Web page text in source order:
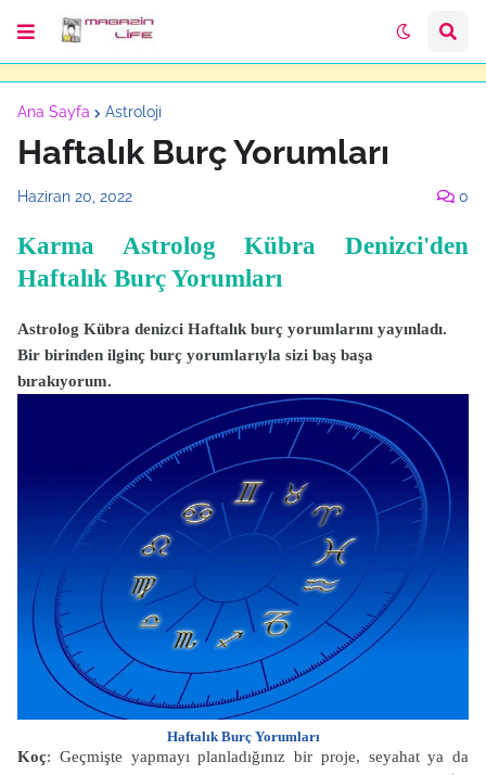
Ana Sayfa Astroloji
Haftalık Burç Yorumları
Haziran 20, 2022 0
Karma Astrolog Kübra Denizci'den
Haftalık Burç Yorumları
Astrolog Kübra denizci Haftalık burç yorumlarını yayınladı.
Bir birinden ilginç burç yorumlarıyla sizi baş başa
bırakıyorum.
Haftalık Burç Yorumları
Koç: Geçmişte yapmayı planladığınız bir proje, seyahat ya da